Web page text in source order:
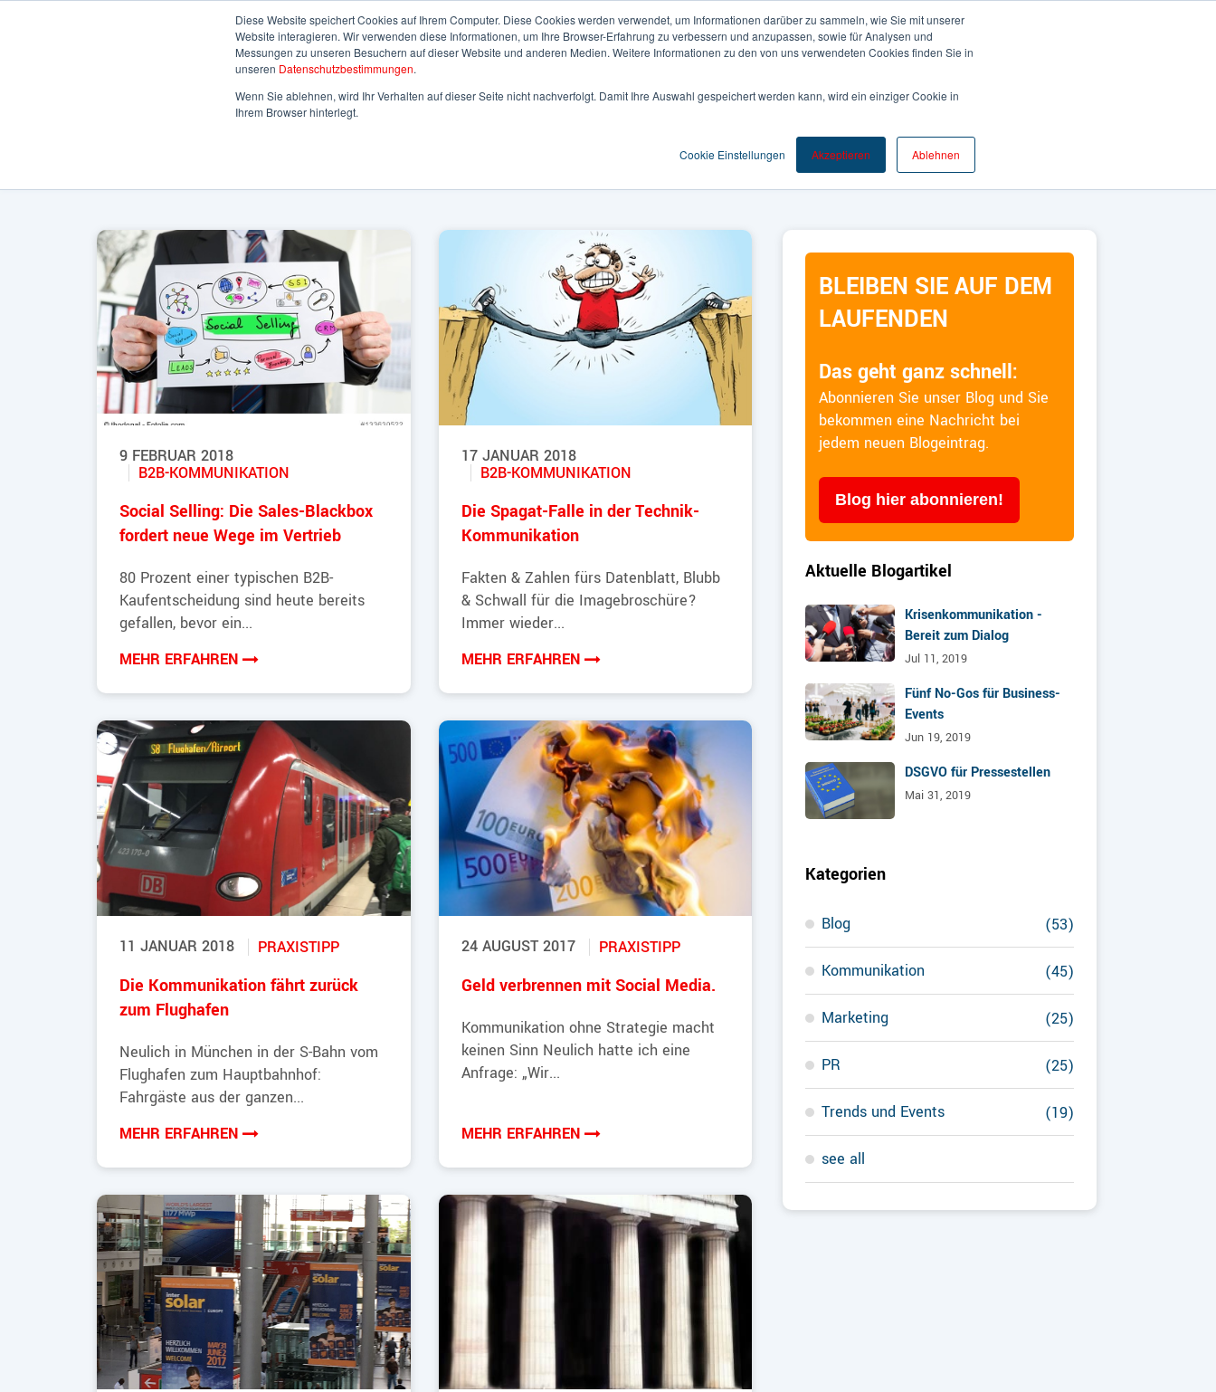
Diese Website speichert Cookies auf Ihrem Computer. Diese Cookies werden verwendet, um Informationen darüber zu sammeln, wie Sie mit unserer
Website interagieren. Wir verwenden diese Informationen, um Ihre Browser-Erfahrung zu verbessern und anzupassen, sowie für Analysen und
Messungen zu unseren Besuchern auf dieser Website und anderen Medien. Weitere Informationen zu den von uns verwendeten Cookies finden Sie in
unseren Datenschutzbestimmungen.
Wenn Sie ablehnen, wird Ihr Verhalten auf dieser Seite nicht nachverfolgt. Damit Ihre Auswahl gespeichert werden kann, wird ein einziger Cookie in
Ihrem Browser hinterlegt.
Cookie Einstellungen Akzeptieren Ablehnen
HOME ÜBER UNS LEISTUNGEN KUNDEN & EXPERTISE NEWSROOM KONTAKT
TRENDS UND EVENTS PRAXISTIPP PUBLIC RELATIONS
9 FEBRUAR 2018
B2B-KOMMUNIKATION
Social Selling: Die Sales-Blackbox
fordert neue Wege im Vertrieb
80 Prozent einer typischen B2B-
Kaufentscheidung sind heute bereits
gefallen, bevor ein...
MEHR ERFAHREN
17 JANUAR 2018
B2B-KOMMUNIKATION
Die Spagat-Falle in der Technik-
Kommunikation
Fakten & Zahlen fürs Datenblatt, Blubb
& Schwall für die Imagebroschüre?
Immer wieder...
MEHR ERFAHREN
11 JANUAR 2018 PRAXISTIPP
Die Kommunikation fährt zurück
zum Flughafen
Neulich in München in der S-Bahn vom
Flughafen zum Hauptbahnhof:
Fahrgäste aus der ganzen...
MEHR ERFAHREN
24 AUGUST 2017 PRAXISTIPP
Geld verbrennen mit Social Media.
Kommunikation ohne Strategie macht
keinen Sinn Neulich hatte ich eine
Anfrage: „Wir...
MEHR ERFAHREN
BLEIBEN SIE AUF DEM
LAUFENDEN
Das geht ganz schnell:
Abonnieren Sie unser Blog und Sie
bekommen eine Nachricht bei
jedem neuen Blogeintrag.
Blog hier abonnieren!
Aktuelle Blogartikel
Krisenkommunikation -
Bereit zum Dialog
Jul 11, 2019
Fünf No-Gos für Business-
Events
Jun 19, 2019
DSGVO für Pressestellen
Mai 31, 2019
Kategorien
Blog (53)
Kommunikation (45)
Marketing (25)
PR (25)
Trends und Events (19)
see all